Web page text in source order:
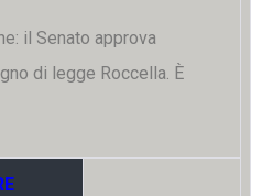
il Senato approva
di legge Roccella. È